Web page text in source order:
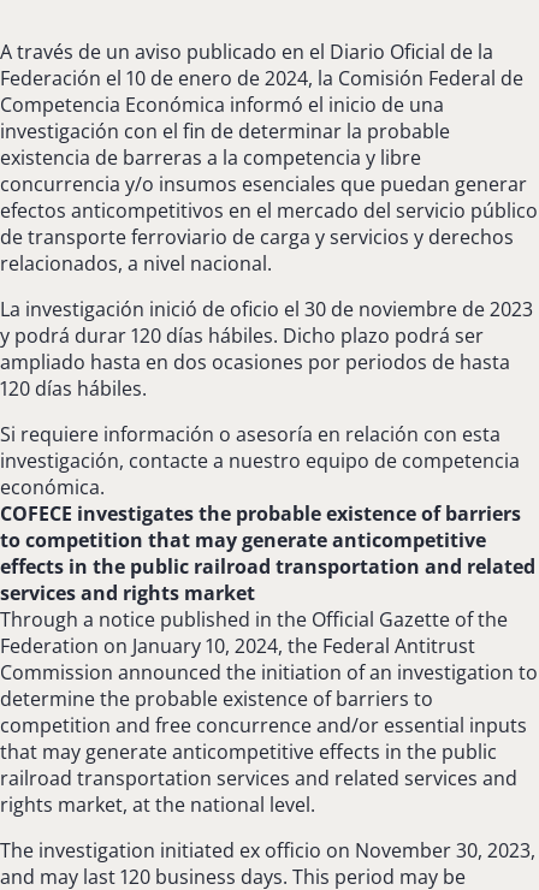
A través de un aviso publicado en el Diario Oficial de la
Federación el 10 de enero de 2024, la Comisión Federal de
Competencia Económica informó el inicio de una
investigación con el fin de determinar la probable
existencia de barreras a la competencia y libre
concurrencia y/o insumos esenciales que puedan generar
efectos anticompetitivos en el mercado del servicio público
de transporte ferroviario de carga y servicios y derechos
relacionados, a nivel nacional.
La investigación inició de oficio el 30 de noviembre de 2023
y podrá durar 120 días hábiles. Dicho plazo podrá ser
ampliado hasta en dos ocasiones por periodos de hasta
120 días hábiles.
Si requiere información o asesoría en relación con esta
investigación, contacte a nuestro equipo de competencia
económica.
COFECE investigates the probable existence of barriers
to competition that may generate anticompetitive
effects in the public railroad transportation and related
services and rights market
Through a notice published in the Official Gazette of the
Federation on January 10, 2024, the Federal Antitrust
Commission announced the initiation of an investigation to
determine the probable existence of barriers to
competition and free concurrence and/or essential inputs
that may generate anticompetitive effects in the public
railroad transportation services and related services and
rights market, at the national level.
The investigation initiated ex officio on November 30, 2023,
and may last 120 business days. This period may be